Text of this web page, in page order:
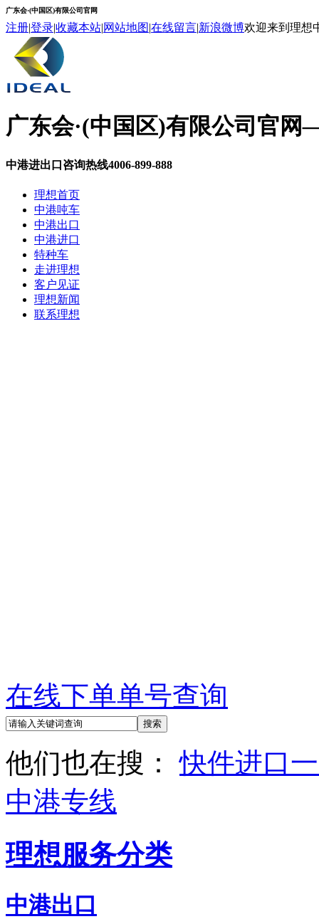
广东会·(中国区)有限公司官网
注册|登录|收藏本站|网站地图|在线留言|新浪微博欢迎来到理想
广东会·(中国区)有限公司官网
中港进出口咨询热线4006-899-888
理想首页
中港吨车
中港出口
中港进口
特种车
走进理想
客户见证
理想新闻
联系理想
在线下单单号查询
他们也在搜：快件进口
中港专线
理想服务分类
中港出口